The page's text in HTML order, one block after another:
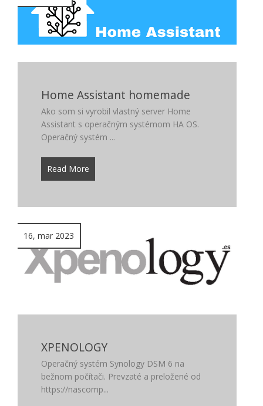
Home Assistant homemade
Ako som si vyrobil vlastný server Home
Assistant s operačným systémom HA OS.
Operačný systém ...
Read More
16, mar 2023
XPENOLOGY
Operačný systém Synology DSM 6 na
bežnom počítači. Prevzaté a preložené od
https://nascomp...